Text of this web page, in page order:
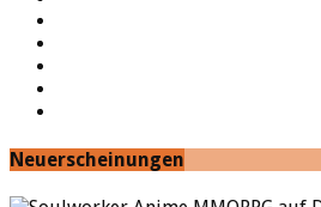
Neuerscheinungen